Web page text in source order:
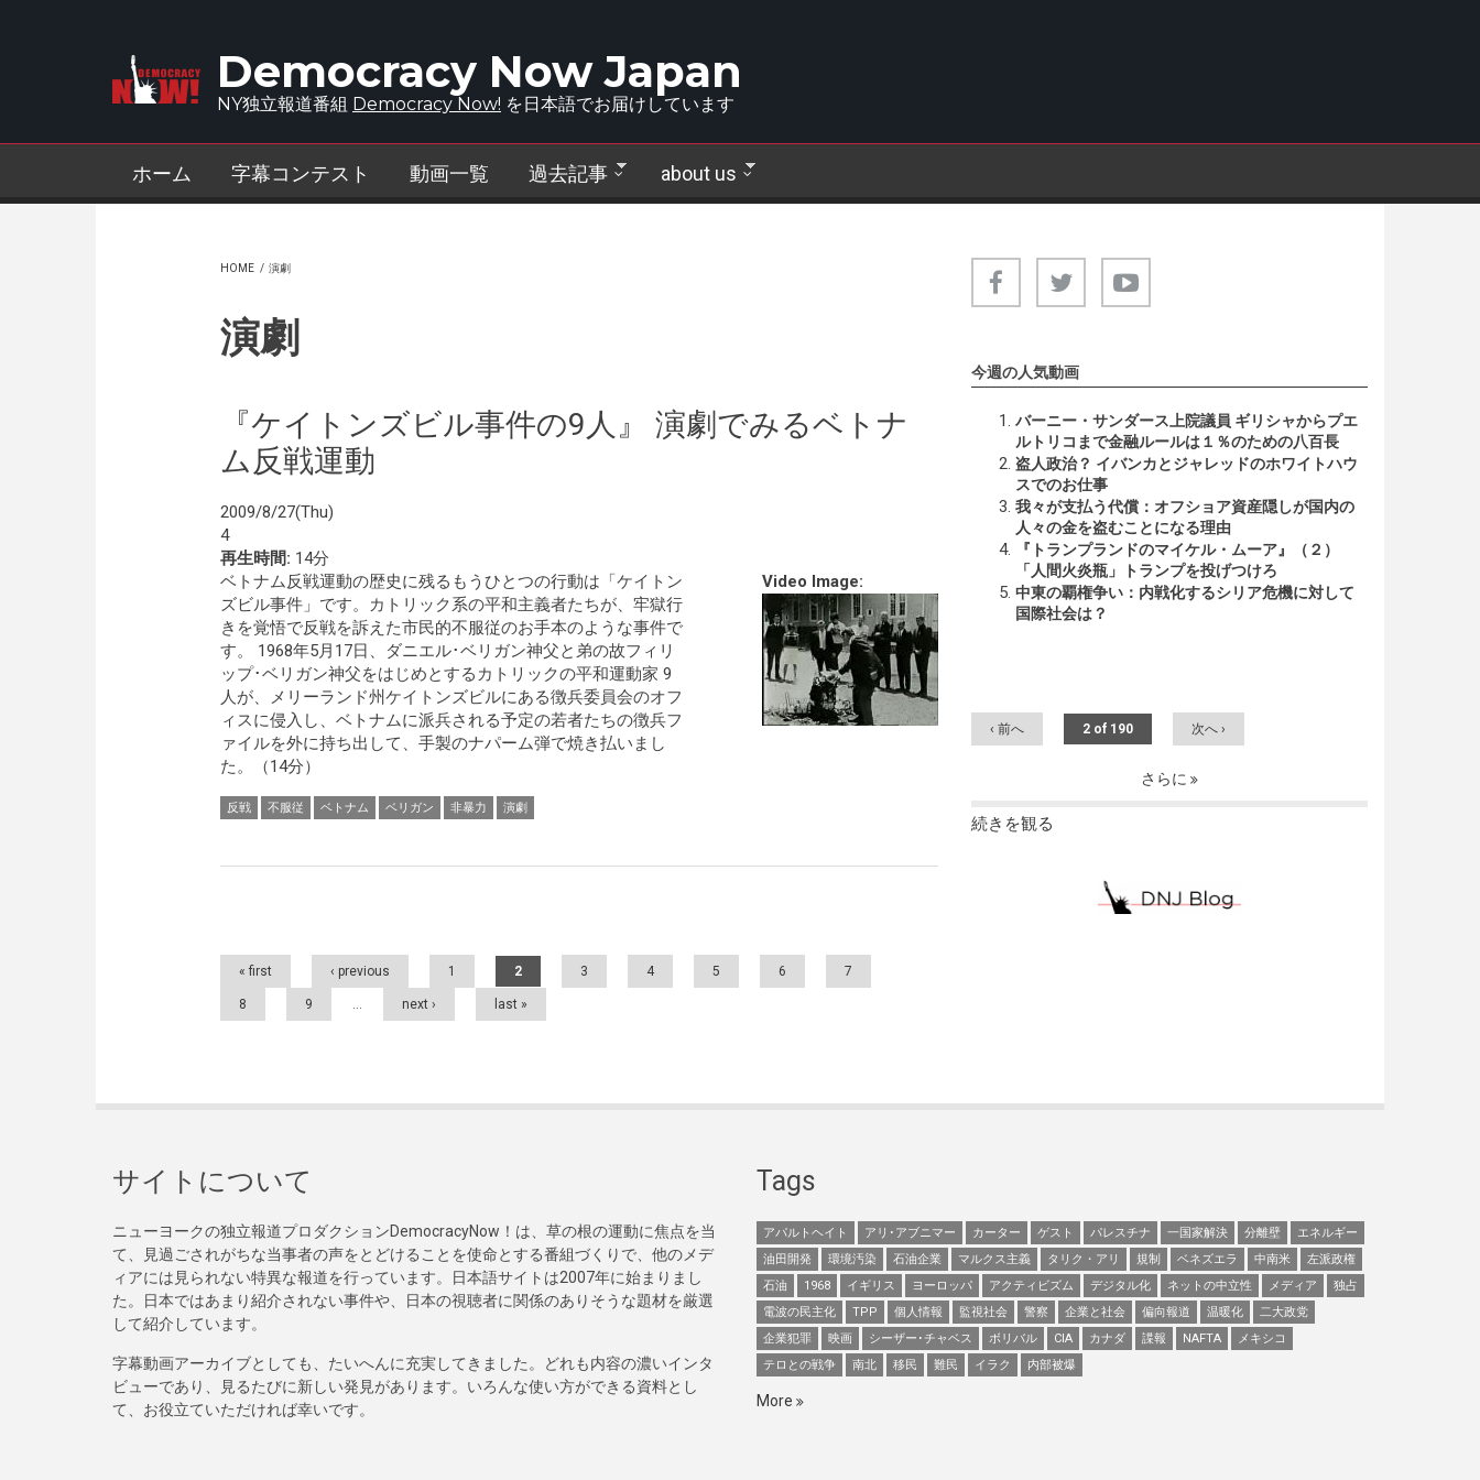
Democracy Now Japan
NY独立報道番組 Democracy Now! を日本語でお届けしています
ホーム 字幕コンテスト 動画一覧 過去記事 about us
HOME / 演劇
演劇
『ケイトンズビル事件の9人』 演劇でみるベトナ
ム反戦運動
2009/8/27(Thu)
4
再生時間: 14分
Video Image:
ベトナム反戦運動の歴史に残るもうひとつの行動は「ケイトン
ズビル事件」です。カトリック系の平和主義者たちが、牢獄行
きを覚悟で反戦を訴えた市民的不服従のお手本のような事件で
す。 1968年5月17日、ダニエル･ベリガン神父と弟の故フィリ
ップ･ベリガン神父をはじめとするカトリックの平和運動家 9
人が、メリーランド州ケイトンズビルにある徴兵委員会のオフ
ィスに侵入し、ベトナムに派兵される予定の若者たちの徴兵フ
ァイルを外に持ち出して、手製のナパーム弾で焼き払いまし
た。（14分）
反戦 不服従 ベトナム ベリガン 非暴力 演劇
Pages
« first ‹ previous 1 2 3 4 5 6 7
8 9 … next › last »
今週の人気動画
バーニー・サンダース上院議員 ギリシャからプエ
ルトリコまで金融ルールは１％のための八百長
盗人政治？ イバンカとジャレッドのホワイトハウ
スでのお仕事
我々が支払う代償：オフショア資産隠しが国内の
人々の金を盗むことになる理由
『トランプランドのマイケル・ムーア』（２）
「人間火炎瓶」トランプを投げつけろ
中東の覇権争い：内戦化するシリア危機に対して
国際社会は？
‹ 前へ 2 of 190 次へ ›
さらに
続きを観る
サイトについて
ニューヨークの独立報道プロダクションDemocracyNow！は、草の根の運動に焦点を当
て、見過ごされがちな当事者の声をとどけることを使命とする番組づくりで、他のメデ
ィアには見られない特異な報道を行っています。日本語サイトは2007年に始まりまし
た。日本ではあまり紹介されない事件や、日本の視聴者に関係のありそうな題材を厳選
して紹介しています。
字幕動画アーカイブとしても、たいへんに充実してきました。どれも内容の濃いインタ
ビューであり、見るたびに新しい発見があります。いろんな使い方ができる資料とし
て、お役立ていただければ幸いです。
Tags
アパルトヘイト アリ･アブニマー カーター ゲスト パレスチナ 一国家解決 分離壁
エネルギー
油田開発
環境汚染 石油企業 マルクス主義 タリク・アリ 規制 ベネズエラ 中南米
左派政権
石油
1968 イギリス ヨーロッパ アクティビズム デジタル化 ネットの中立性 メディア
独占
電波の民主化
TPP 個人情報 監視社会 警察 企業と社会 偏向報道 温暖化
二大政党
企業犯罪
映画 シーザー･チャベス ボリバル CIA カナダ 諜報 NAFTA
メキシコ
テロとの戦争
南北 移民 難民 イラク 内部被爆
More